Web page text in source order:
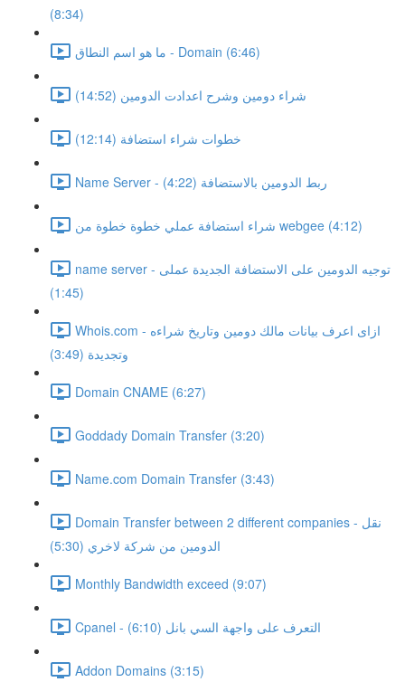
(8:34)
ما هو اسم النطاق - Domain (6:46)
شراء دومين وشرح اعدادت الدومين (14:52)
خطوات شراء استضافة (12:14)
Name Server - ربط الدومين بالاستضافة (4:22)
شراء استضافة عملي خطوة خطوة من webgee (4:12)
name server - توجيه الدومين على الاستضافة الجديدة عملى
(1:45)
Whois.com - ازاى اعرف بيانات مالك دومين وتاريخ شراءه
وتجديدة (3:49)
Domain CNAME (6:27)
Goddady Domain Transfer (3:20)
Name.com Domain Transfer (3:43)
Domain Transfer between 2 different companies - نقل
الدومين من شركة لاخري (5:30)
Monthly Bandwidth exceed (9:07)
Cpanel - التعرف على واجهة السي بانل (6:10)
Addon Domains (3:15)